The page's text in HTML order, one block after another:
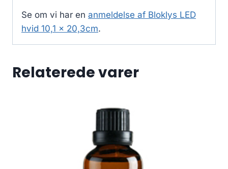
Se om vi har en anmeldelse af Bloklys LED
hvid 10,1 x 20,3cm.
Relaterede varer